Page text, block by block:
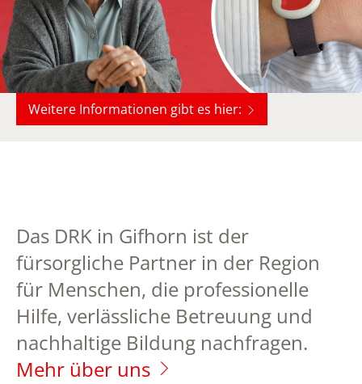
Weitere Informationen gibt es hier:
Das DRK in Gifhorn ist der
fürsorgliche Partner in der Region
für Menschen, die professionelle
Hilfe, verlässliche Betreuung und
nachhaltige Bildung nachfragen.
Mehr über uns